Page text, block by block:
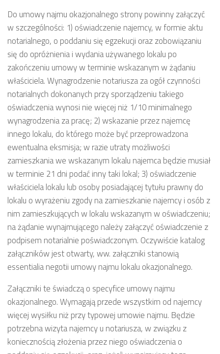
Do umowy najmu okazjonalnego strony powinny załączyć
w szczególności: 1) oświadczenie najemcy, w formie aktu
notarialnego, o poddaniu się egzekucji oraz zobowiązaniu
się do opróżnienia i wydania używanego lokalu po
zakończeniu umowy w terminie wskazanym w żądaniu
właściciela. Wynagrodzenie notariusza za ogół czynności
notarialnych dokonanych przy sporządzeniu takiego
oświadczenia wynosi nie więcej niż 1/10 minimalnego
wynagrodzenia za pracę; 2) wskazanie przez najemcę
innego lokalu, do którego może być przeprowadzona
ewentualna eksmisja; w razie utraty możliwości
zamieszkania we wskazanym lokalu najemca będzie musiał
w terminie 21 dni podać inny taki lokal; 3) oświadczenie
właściciela lokalu lub osoby posiadającej tytułu prawny do
lokalu o wyrażeniu zgody na zamieszkanie najemcy i osób z
nim zamieszkujących w lokalu wskazanym w oświadczeniu;
na żądanie wynajmującego należy załączyć oświadczenie z
podpisem notarialnie poświadczonym. Oczywiście katalog
załączników jest otwarty, ww. załączniki stanowią
essentialia negotii umowy najmu lokalu okazjonalnego.
Załączniki te świadczą o specyfice umowy najmu
okazjonalnego. Wymagają przede wszystkim od najemcy
więcej wysiłku niż przy typowej umowie najmu. Będzie
potrzebna wizyta najemcy u notariusza, w związku z
koniecznością złożenia przez niego oświadczenia o